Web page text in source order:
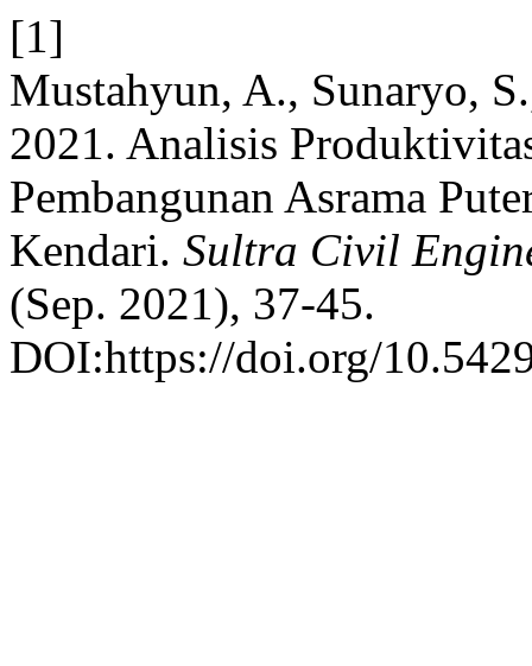
[1]
Mustahyun, A., Sunaryo,
2021. Analisis
Pembangunan Asrama
Kendari. Sultra Civil
(Sep. 2021), 37-45.
DOI:https://doi.org/